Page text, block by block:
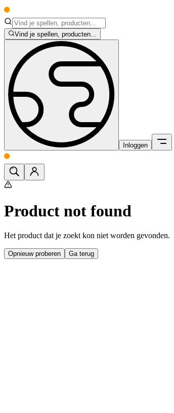
Vind je spellen, producten...
Inloggen
Product not found
Het product dat je zoekt kon niet worden gevonden.
Opnieuw proberen Ga terug